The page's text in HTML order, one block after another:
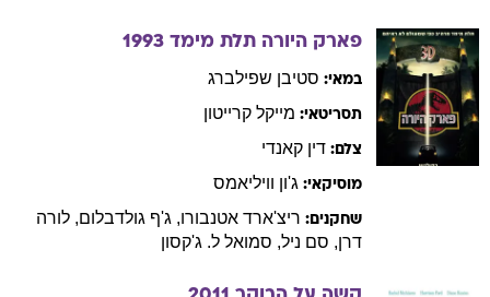
פארק היורה תלת מימד 1993
במאי: סטיבן שפילברג
תסריטאי: מייקל קרייטון
צלם: דין קאנדי
מוסיקאי: ג'ון וויליאמס
שחקנים: ריצ'ארד אטנבורו, ג'ף גולדבלום, לורה
דרן, סם ניל, סמואל ל. ג'קסון